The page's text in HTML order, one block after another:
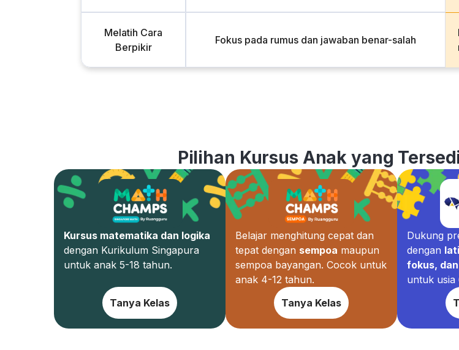
Melatih Cara
Berpikir
Fokus pada rumus dan jawaban benar-salah
Pilihan Kursus Anak yang
Kursus matematika dan logika
dengan Kurikulum Singapura
untuk anak 5-18 tahun.
Tanya Kelas
Belajar menghitung cepat dan
tepat dengan sempoa maupun
sempoa bayangan. Cocok untuk
anak 4-12 tahun.
Tanya Kelas
Dukung
dengan
fokus,
untuk usia